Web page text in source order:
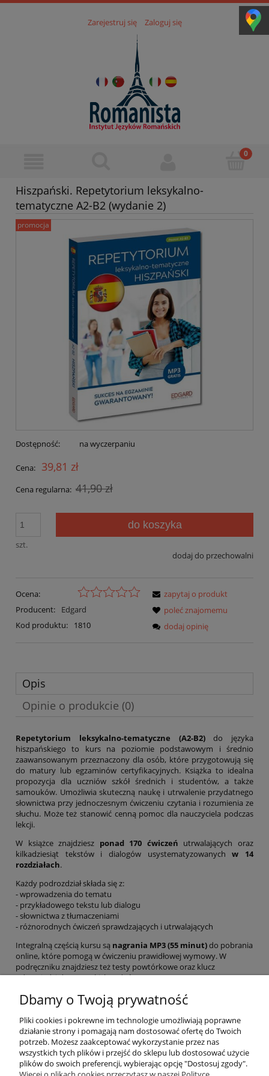
Zarejestruj się Zaloguj się
Hiszpański. Repetytorium leksykalno-
tematyczne A2-B2 (wydanie 2)
promocja
Dostępność: na wyczerpaniu
Cena: 39,81 zł
Cena regularna: 41,90 zł
szt.
do koszyka
dodaj do przechowalni
Ocena:
Producent:
Edgard
Kod produktu:
1810
zapytaj o produkt
poleć znajomemu
dodaj opinię
Opis
Opinie o produkcie (0)
Repetytorium leksykalno-tematyczne (A2-B2)do języka
hiszpańskiego to kurs na poziomie podstawowym i średnio
zaawansowanym przeznaczony dla osób, które przygotowują się
do matury lub egzaminów certyfikacyjnych. Książka to idealna
propozycja dla uczniów szkół średnich i studentów, a także
samouków. Umożliwia skuteczną naukę i utrwalenie przydatnego
słownictwa przy jednoczesnym ćwiczeniu czytania i rozumienia ze
słuchu. Może też stanowić cenną pomoc dla nauczyciela podczas
lekcji.
W książce znajdziesz ponad 170 ćwiczeń utrwalających oraz
kilkadziesiąt tekstów i dialogów usystematyzowanychw 14
rozdziałach.
Każdy podrozdział składa się z:
- wprowadzenia do tematu
- przykładowego tekstu lub dialogu
- słownictwa z tłumaczeniami
- różnorodnych ćwiczeń sprawdzających i utrwalających
Integralną częścią kursu są nagrania MP3 (55 minut)do pobrania
online, które pomogą w ćwiczeniu prawidłowej wymowy. W
podręczniku znajdziesz też testy powtórkowe oraz klucz
odpowiedzi do wszystkich zadań.
EAN: 9788366237827
O nas
Płatności i dostawa
Dbamy o Twoją prywatność
Pliki cookies i pokrewne im technologie umożliwiają poprawne
działanie strony i pomagają nam dostosować ofertę do Twoich
potrzeb. Możesz zaakceptować wykorzystanie przez nas
wszystkich tych plików i przejść do sklepu lub dostosować użycie
plików do swoich preferencji, wybierając opcję "Dostosuj zgody".